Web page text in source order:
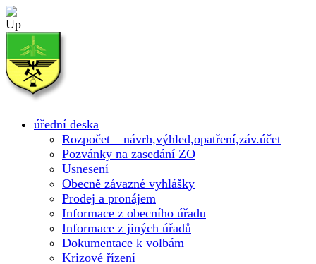
úřední deska
Rozpočet – návrh,výhled,opatření,záv.účet
Pozvánky na zasedání ZO
Usnesení
Obecně závazné vyhlášky
Prodej a pronájem
Informace z obecního úřadu
Informace z jiných úřadů
Dokumentace k volbám
Krizové řízení